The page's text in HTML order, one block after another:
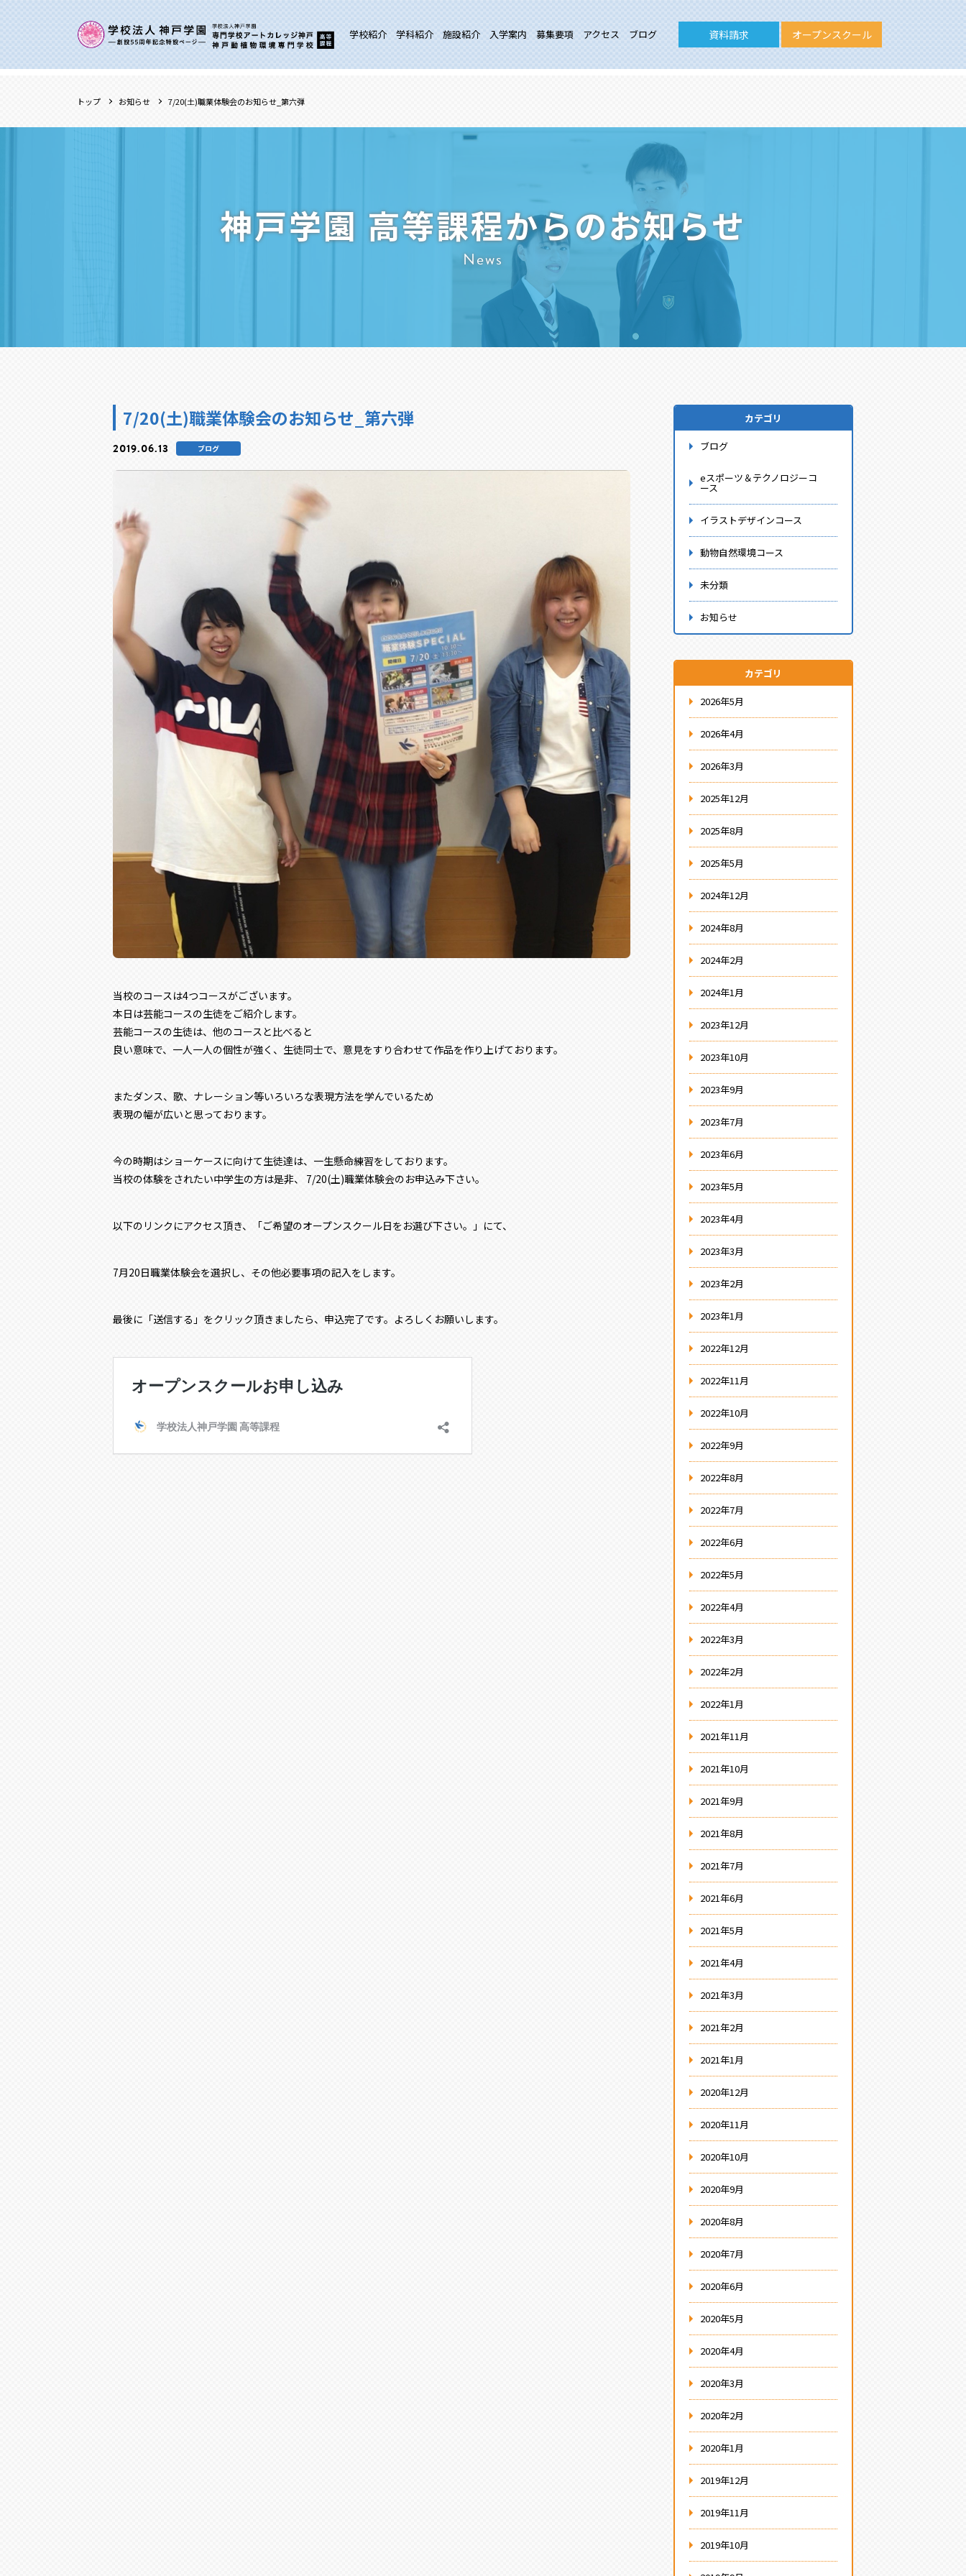
学校紹介 学科紹介 施設紹介 入学案内 募集要項 アクセス ブログ 資料請求 オープンスクール
トップ お知らせ 7/20(土)職業体験会のお知らせ_第六弾
神戸学園 高等課程からのお知らせ
News
7/20(土)職業体験会のお知らせ_第六弾
2019.06.13 ブログ
当校のコースは4つコースがございます。
本日は芸能コースの生徒をご紹介します。
芸能コースの生徒は、他のコースと比べると
良い意味で、一人一人の個性が強く、生徒同士で、意見をすり合わせて作品を作り上げております。
またダンス、歌、ナレーション等いろいろな表現方法を学んでいるため
表現の幅が広いと思っております。
今の時期はショーケースに向けて生徒達は、一生懸命練習をしております。
当校の体験をされたい中学生の方は是非、 7/20(土)職業体験会のお申込み下さい。
以下のリンクにアクセス頂き、「ご希望のオープンスクール日をお選び下さい。」にて、
7月20日職業体験会を選択し、その他必要事項の記入をします。
最後に「送信する」をクリック頂きましたら、申込完了です。よろしくお願いします。
カテゴリ
ブログ
eスポーツ＆テクノロジーコ
ース
イラストデザインコース
動物自然環境コース
未分類
お知らせ
カテゴリ
2026年5月
2026年4月
2026年3月
2025年12月
2025年8月
2025年5月
2024年12月
2024年8月
2024年2月
2024年1月
2023年12月
2023年10月
2023年9月
2023年7月
2023年6月
2023年5月
2023年4月
2023年3月
2023年2月
2023年1月
2022年12月
2022年11月
2022年10月
2022年9月
2022年8月
2022年7月
2022年6月
2022年5月
2022年4月
2022年3月
2022年2月
2022年1月
2021年11月
2021年10月
2021年9月
2021年8月
2021年7月
2021年6月
2021年5月
2021年4月
2021年3月
2021年2月
2021年1月
2020年12月
2020年11月
2020年10月
2020年9月
2020年8月
2020年7月
2020年6月
2020年5月
2020年4月
2020年3月
2020年2月
2020年1月
2019年12月
2019年11月
2019年10月